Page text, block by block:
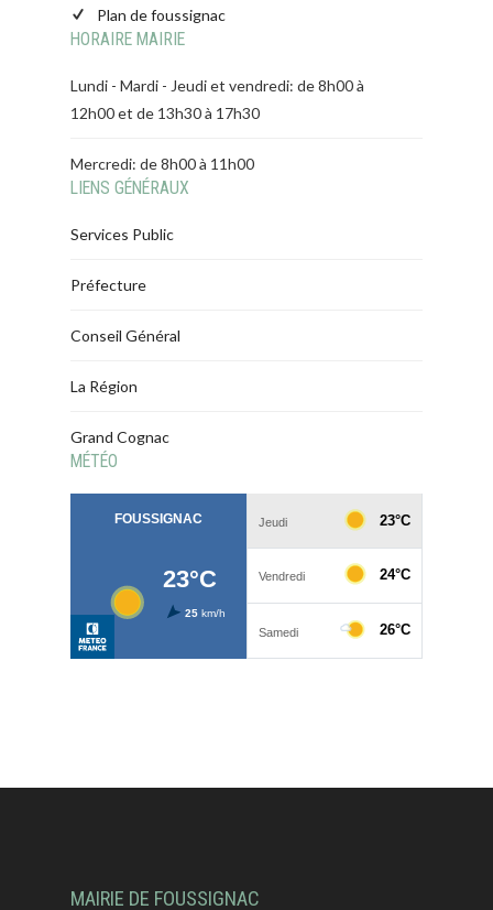
Plan de foussignac
HORAIRE MAIRIE
Lundi - Mardi - Jeudi et vendredi: de 8h00 à
12h00 et de 13h30 à 17h30
Mercredi: de 8h00 à 11h00
LIENS GÉNÉRAUX
Services Public
Préfecture
Conseil Général
La Région
Grand Cognac
MÉTÉO
MAIRIE DE FOUSSIGNAC